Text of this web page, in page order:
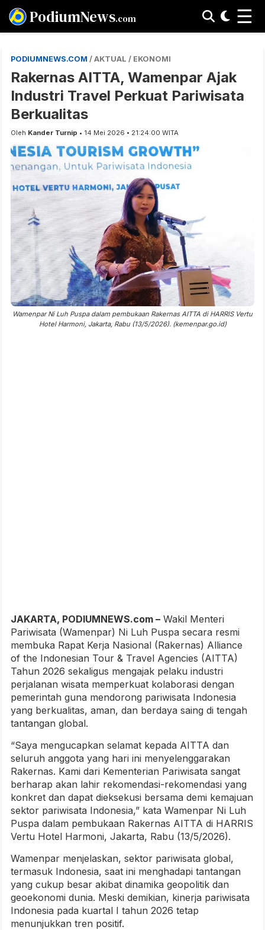
PodiumNews.com ☰
PODIUMNEWS.COM / AKTUAL / EKONOMI
Rakernas AITTA, Wamenpar Ajak
Industri Travel Perkuat Pariwisata
Berkualitas
Oleh Kander Turnip • 14 Mei 2026 • 21:24:00 WITA
Wamenpar Ni Luh Puspa dalam pembukaan Rakernas AITTA di HARRIS Vertu
Hotel Harmoni, Jakarta, Rabu (13/5/2026). (kemenpar.go.id)
JAKARTA, PODIUMNEWS.com – Wakil Menteri
Pariwisata (Wamenpar) Ni Luh Puspa secara resmi
membuka Rapat Kerja Nasional (Rakernas) Alliance
of the Indonesian Tour & Travel Agencies (AITTA)
Tahun 2026 sekaligus mengajak pelaku industri
perjalanan wisata memperkuat kolaborasi dengan
pemerintah guna mendorong pariwisata Indonesia
yang berkualitas, aman, dan berdaya saing di tengah
tantangan global.
“Saya mengucapkan selamat kepada AITTA dan
seluruh anggota yang hari ini menyelenggarakan
Rakernas. Kami dari Kementerian Pariwisata sangat
berharap akan lahir rekomendasi-rekomendasi yang
konkret dan dapat dieksekusi bersama demi kemajuan
sektor pariwisata Indonesia,” kata Wamenpar Ni Luh
Puspa dalam pembukaan Rakernas AITTA di HARRIS
Vertu Hotel Harmoni, Jakarta, Rabu (13/5/2026).
Wamenpar menjelaskan, sektor pariwisata global,
termasuk Indonesia, saat ini menghadapi tantangan
yang cukup besar akibat dinamika geopolitik dan
geoekonomi dunia. Meski demikian, kinerja pariwisata
Indonesia pada kuartal I tahun 2026 tetap
menunjukkan tren positif.